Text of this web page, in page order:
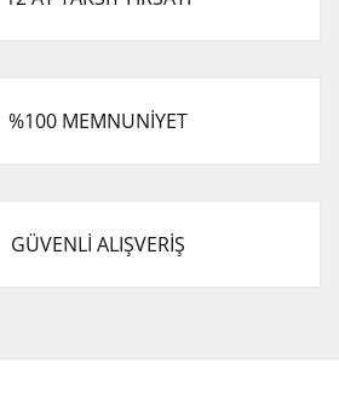
%100 MEMNUNİYET
GÜVENLİ ALIŞVERİŞ